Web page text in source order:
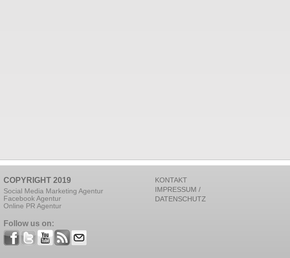
COPYRIGHT 2019
Social Media Marketing Agentur
Facebook Agentur
Online PR Agentur
Follow us on:
KONTAKT
IMPRESSUM /
DATENSCHUTZ